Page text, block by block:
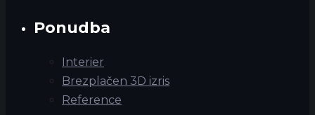
Ponudba
Interier
Brezplačen 3D izris
Reference